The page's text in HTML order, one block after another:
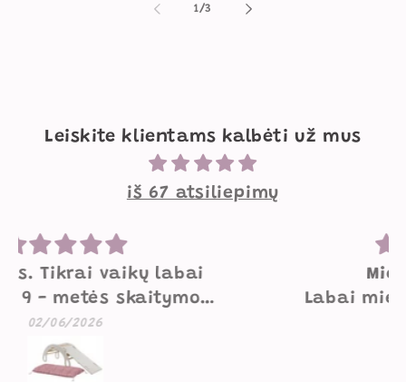
1/iš
3
Leiskite klientams kalbėti už mus
iš 67 atsiliepimų
Mielos supynės
Labai mielos, gražios, geros
kokybės supynės. Mažesniam
vaikui norėtųsi pakietinimo
užpakaliui, didesniam viskas